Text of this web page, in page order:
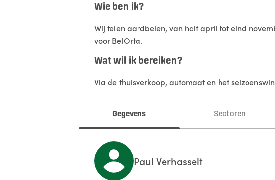
Wie ben ik?
Wij telen aardbeien, van half april tot eind
voor BelOrta.
Wat wil ik bereiken?
Via de thuisverkoop, automaat en het
Gegevens Sectoren
Paul Verhasselt